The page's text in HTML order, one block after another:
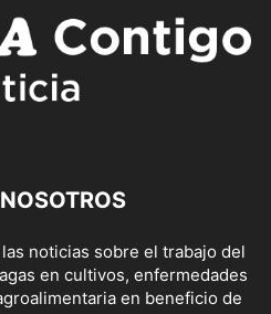
noticias sobre el trabajo del
en cultivos, enfermedades
en beneficio de